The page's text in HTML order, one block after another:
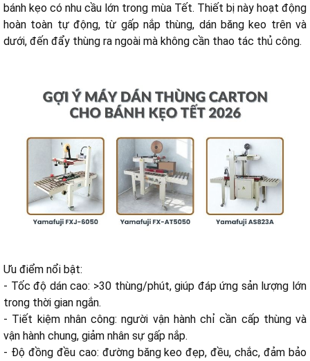
bánh kẹo có nhu cầu lớn trong mùa Tết. Thiết bị này hoạt động
hoàn toàn tự động, từ gấp nắp thùng, dán băng keo trên và
dưới, đến đẩy thùng ra ngoài mà không cần thao tác thủ công.
Ưu điểm nổi bật:
- Tốc độ dán cao: >30 thùng/phút, giúp đáp ứng sản lượng lớn
trong thời gian ngắn.
- Tiết kiệm nhân công: người vận hành chỉ cần cấp thùng và
vận hành chung, giảm nhân sự gấp nắp.
- Độ đồng đều cao: đường băng keo đẹp, đều, chắc, đảm bảo